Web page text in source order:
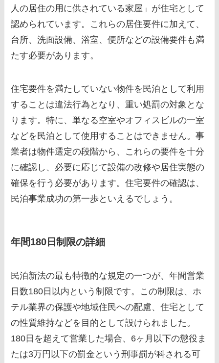
人の居住の用に供されている家屋」が住宅として
認められています。これらの居住要件に加えて、
台所、洗面設備、浴室、便所などの設備要件も満
たす必要があります。
住宅要件を満たしていない物件を民泊として利用
することは違法行為となり、重い処罰の対象とな
ります。特に、単なる空室やオフィスビルの一室
などを民泊として使用することはできません。事
業者は物件選定の段階から、これらの要件を十分
に確認し、必要に応じて設備の改修や居住実態の
確保を行う必要があります。住宅要件の確認は、
民泊事業成功の第一歩といえるでしょう。
年間180日制限の詳細
民泊新法の最も特徴的な規定の一つが、年間営業
日数180日以内という制限です。この制限は、ホ
テル業界の保護や地域住民への配慮、住宅として
の性質維持などを目的として設けられました。
180日を超えて営業した場合、6ヶ月以下の懲役ま
たは3万円以下の罰金という刑事罰が科される可